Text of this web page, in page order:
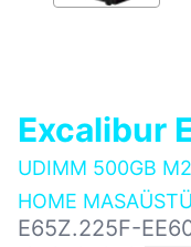
Excalibur
UDIMM 500GB
HOME
E65Z.225F-